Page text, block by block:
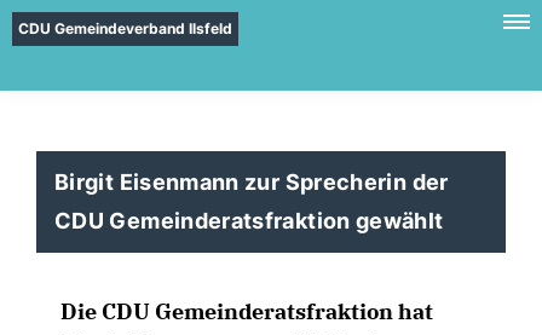
CDU Gemeindeverband Ilsfeld
Birgit Eisenmann zur Sprecherin der
CDU Gemeinderatsfraktion gewählt
Die CDU Gemeinderatsfraktion hat